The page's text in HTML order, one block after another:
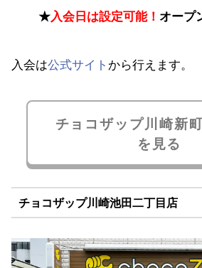
★入会日は設定可能！ オープ
入会は公式サイト から行えます。
チョコザップ川崎新
を見る
チョコザップ川崎池田二丁目店